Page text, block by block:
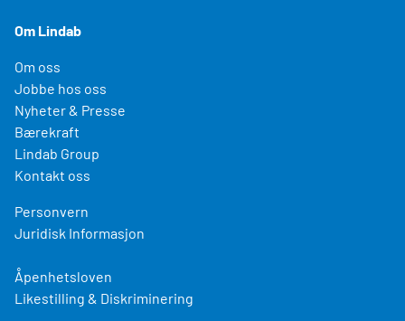
Om Lindab
Om oss
Jobbe hos oss
Nyheter & Presse
Bærekraft
Lindab Group
Kontakt oss
Personvern
Juridisk Informasjon
Åpenhetsloven
Likestilling & Diskriminering